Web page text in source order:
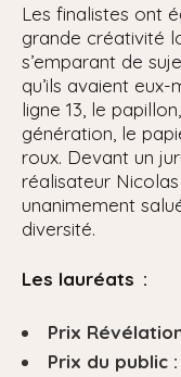
Les finalistes ont
grande créativité
s’emparant de
qu’ils avaient
ligne 13, le
génération, le
roux. Devant un
réalisateur
unanimement
diversité.
Les lauréats :
Prix
Prix du public :